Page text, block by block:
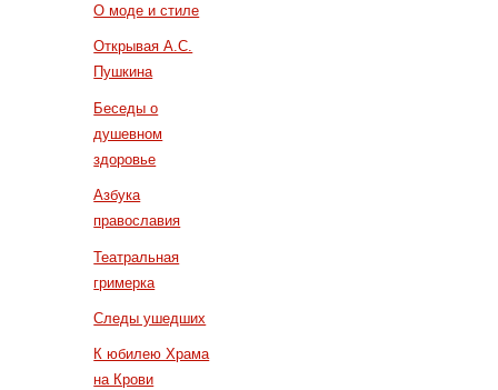
О моде и стиле
Открывая А.С.
Пушкина
Беседы о
душевном
здоровье
Азбука
православия
Театральная
гримерка
Следы ушедших
К юбилею Храма
на Крови